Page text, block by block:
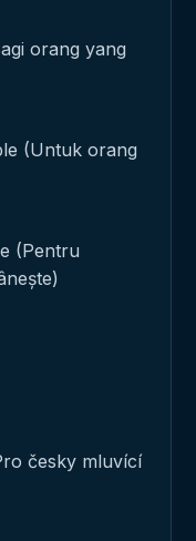
orang yang
(Untuk orang
(Pentru
česky mluvící